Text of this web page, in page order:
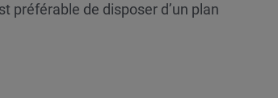
préférable de disposer d’un plan